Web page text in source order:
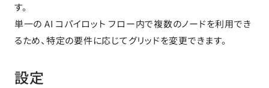
す。
単一の AI コパイロット フロー内で複数のノードを利用でき
るため、特定の要件に応じてグリッドを変更できます。
設定